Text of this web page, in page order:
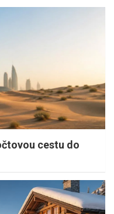
cestu do